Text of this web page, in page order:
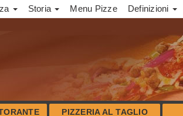
Storia Menu Pizze Definizioni
PIZZERIA AL TAGLIO